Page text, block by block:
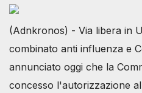
(Adnkronos) - Via libera in
combinato anti influenza e
annunciato oggi che la
concesso l'autorizzazione